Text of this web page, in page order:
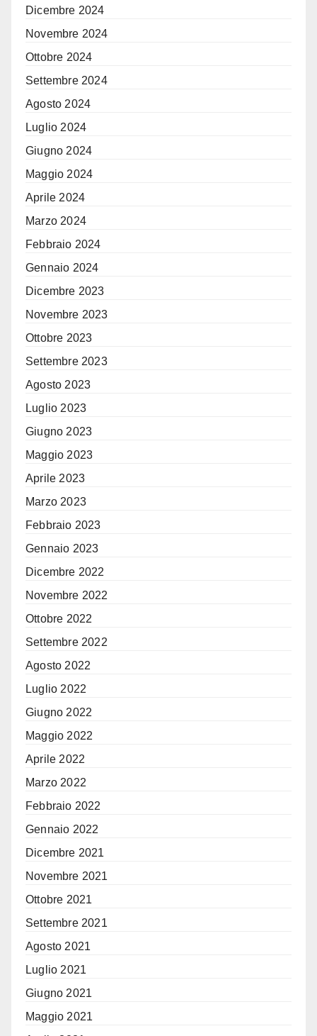
Dicembre 2024
Novembre 2024
Ottobre 2024
Settembre 2024
Agosto 2024
Luglio 2024
Giugno 2024
Maggio 2024
Aprile 2024
Marzo 2024
Febbraio 2024
Gennaio 2024
Dicembre 2023
Novembre 2023
Ottobre 2023
Settembre 2023
Agosto 2023
Luglio 2023
Giugno 2023
Maggio 2023
Aprile 2023
Marzo 2023
Febbraio 2023
Gennaio 2023
Dicembre 2022
Novembre 2022
Ottobre 2022
Settembre 2022
Agosto 2022
Luglio 2022
Giugno 2022
Maggio 2022
Aprile 2022
Marzo 2022
Febbraio 2022
Gennaio 2022
Dicembre 2021
Novembre 2021
Ottobre 2021
Settembre 2021
Agosto 2021
Luglio 2021
Giugno 2021
Maggio 2021